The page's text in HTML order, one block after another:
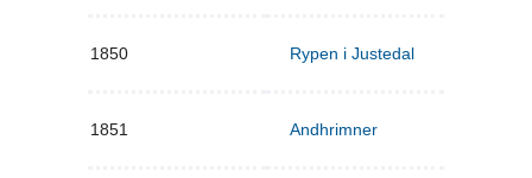
1850 Rypen i Justedal
1851 Andhrimner